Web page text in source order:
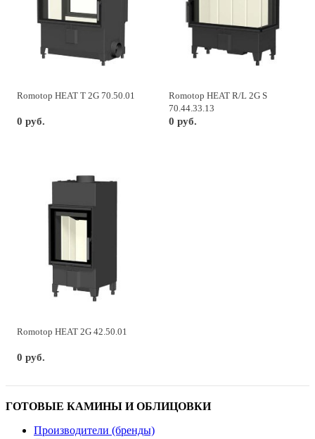
Romotop HEAT Т 2G 70.50.01
0 руб.
Romotop HEAT R/L 2G S
70.44.33.13
0 руб.
Romotop HEAT 2G 42.50.01
0 руб.
ГОТОВЫЕ КАМИНЫ И ОБЛИЦОВКИ
Производители (бренды)